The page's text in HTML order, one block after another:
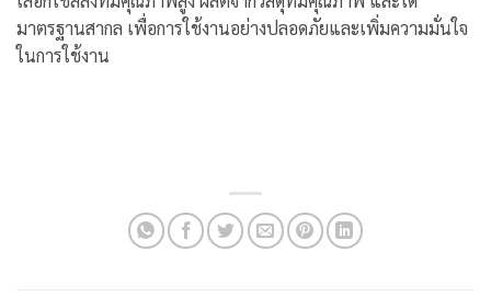
มาตรฐานสากล เพื่อการใช้งานอย่างปลอดภัยและเพิ่มความมั่นใจ
ในการใช้งาน